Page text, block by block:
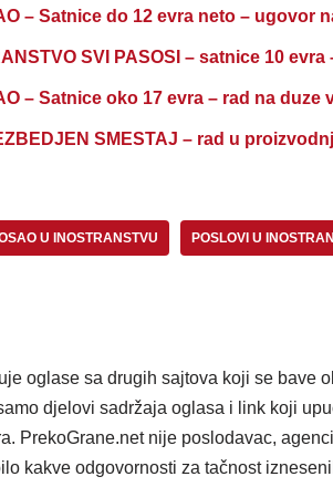
– Satnice do 12 evra neto – ugovor
SVI PASOSI – satnice 10
– Satnice oko 17 evra – rad na duze
SMESTAJ – rad u
U INOSTRANSTVU POSLOVI U
oglase sa drugih sajtova koji se bave
djelovi sadržaja oglasa i link koji
PrekoGrane.net nije poslodavac,
kakve odgovornosti za tačnost